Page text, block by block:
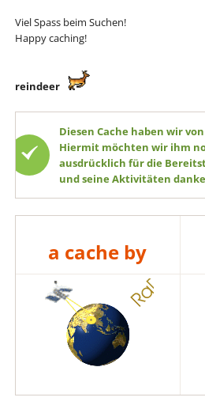
Viel Spass beim Suchen!
Happy caching!
reindeer
Diesen Cache haben wir von
Hiermit möchten wir ihm
ausdrücklichfür die
und seine Aktivitäten
a cache by